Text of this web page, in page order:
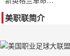
美职联简介